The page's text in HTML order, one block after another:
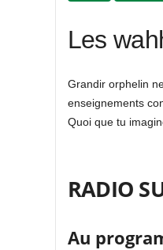
Les
Grandir orphelin
enseignements
Quoi que tu
RADIO
Au